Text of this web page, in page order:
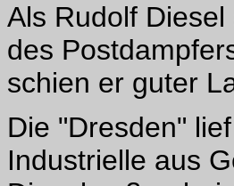
Als Rudolf
des
schien er guter
Die "Dresden"
Industrielle aus